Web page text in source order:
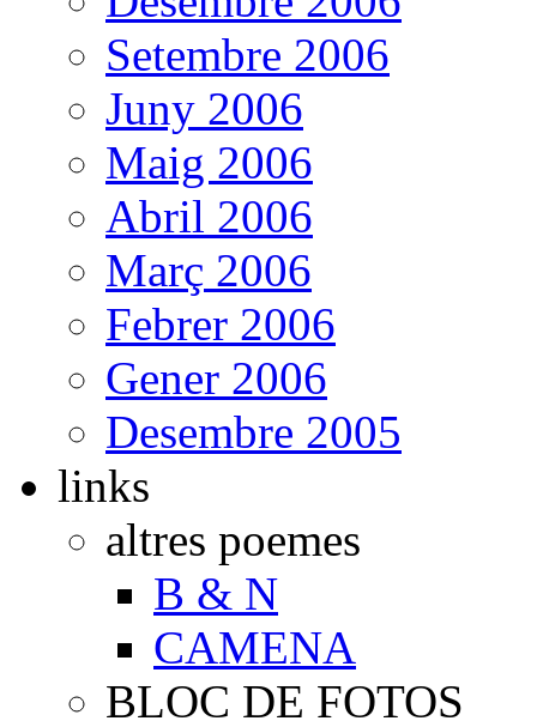
Setembre 2006
Juny 2006
Maig 2006
Abril 2006
Març 2006
Febrer 2006
Gener 2006
Desembre 2005
links
altres poemes
B & N
CAMENA
BLOC DE FOTOS